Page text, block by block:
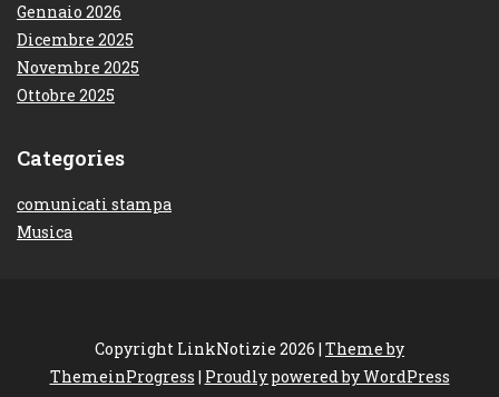
Gennaio 2026
Dicembre 2025
Novembre 2025
Ottobre 2025
Categories
comunicati stampa
Musica
Copyright LinkNotizie 2026 | Theme by
ThemeinProgress | Proudly powered by WordPress